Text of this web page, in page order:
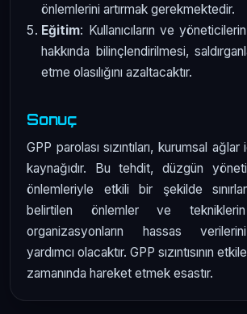
önlemlerini artırmak gerekmektedir.
Eğitim: Kullanıcıların ve
hakkında bilinçlendirilmesi,
etme olasılığını azaltacaktır.
Sonuç
GPP parolası sızıntıları, kurumsal
kaynağıdır. Bu tehdit, düzgün
önlemleriyle etkili bir şekilde
belirtilen önlemler ve tekniklerin
organizasyonların hassas
yardımcı olacaktır. GPP sızıntısının
zamanında hareket etmek esastır.